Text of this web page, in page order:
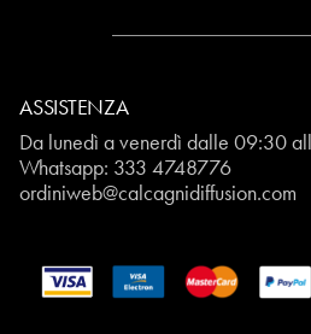
ASSISTENZA
Da lunedì a venerdì dalle 09:30
Whatsapp: 333 4748776
ordiniweb@calcagnidiffusion.com